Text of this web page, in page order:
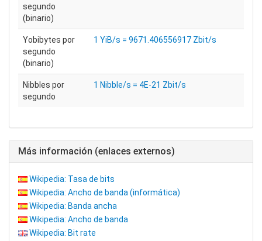
segundo
(binario)
Yobibytes por
segundo
(binario)
1 YiB/s = 9671.406556917 Zbit/s
Nibbles por
segundo
1 Nibble/s = 4E-21 Zbit/s
Más información (enlaces externos)
Wikipedia: Tasa de bits
Wikipedia: Ancho de banda (informática)
Wikipedia: Banda ancha
Wikipedia: Ancho de banda
Wikipedia: Bit rate